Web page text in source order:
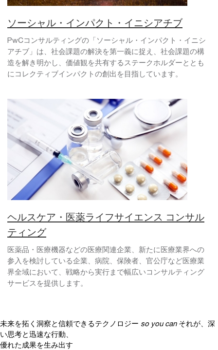
ソーシャル・インパクト・イニシアチブ
PwCコンサルティングの「ソーシャル・インパクト・イニシ
アチブ」は、社会課題の解決を第一義に捉え、社会課題の構
造を解き明かし、価値観を共有するステークホルダーととも
にコレクティブインパクトの創出を目指しています。
ヘルスケア・医薬ライフサイエンス コンサル
ティング
医薬品・医療機器などの医療関連企業、新たに医療業界への
参入を検討している企業、病院、保険者、官公庁など医療業
界全域において、戦略から実行まで幅広いコンサルティング
サービスを提供します。
未来を拓く洞察と信頼できるテクノロジー so you can それが、深
い思考と迅速な行動、
優れた成果を生み出す